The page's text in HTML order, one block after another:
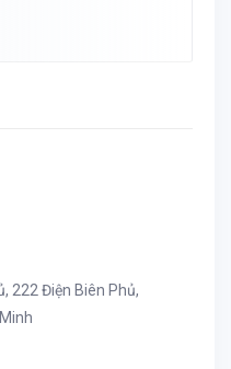
222 Điện Biên Phủ,